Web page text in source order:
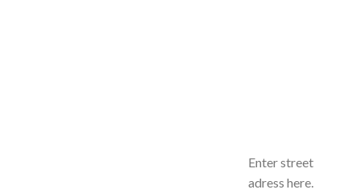
Enter street
adress here.